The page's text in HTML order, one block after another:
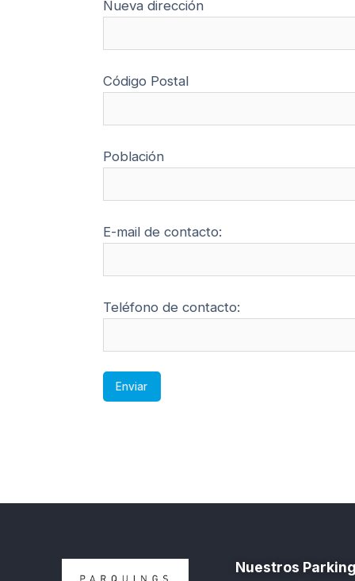
Nueva dirección
Código Postal
Población
E-mail de contacto:
Teléfono de contacto:
Nuestros